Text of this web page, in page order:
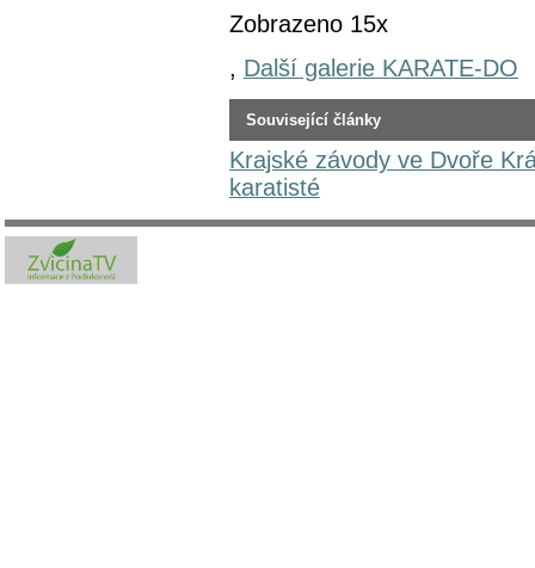
Zobrazeno 15x
, Další galerie KARATE-DO
Související články
Krajské závody ve Dvoře
karatisté